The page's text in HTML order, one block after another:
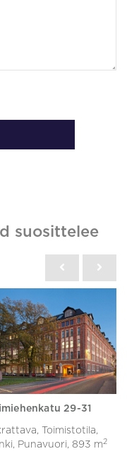
suosittelee
29-31
Toimistotila,
Punavuori, 893 m 2